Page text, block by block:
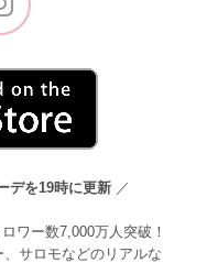
デを19時に更新 ／
ワー数7,000万人突破！
サロモなどのリアルな